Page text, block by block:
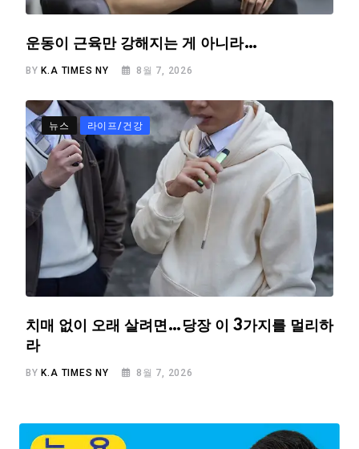
운동이 근육만 강해지는 게 아니라…
BY K.A TIMES NY 8월 7, 2026
뉴스 라이프/건강
치매 없이 오래 살려면…당장 이 3가지를 멀리하
라
BYK.A TIMES NY 8월 7, 2026